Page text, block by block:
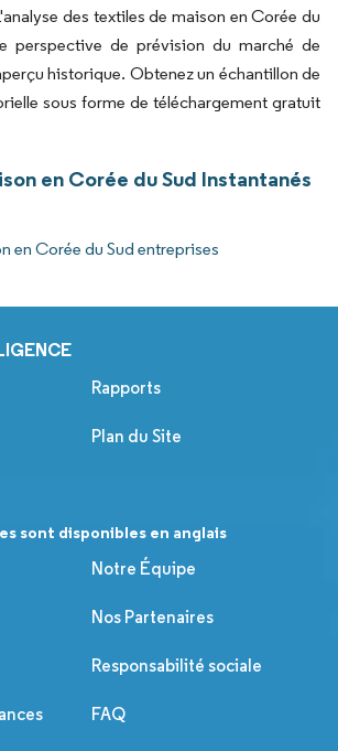
des textiles de maison en Corée du
perspective de prévision du marché de
historique. Obtenez un échantillon de
sous forme de téléchargement gratuit
en Corée du Sud Instantanés
en Corée du Sud entreprises
Rapports
Plan du Site
sont disponibles en anglais
Notre Équipe
Nos Partenaires
Responsabilité sociale
FAQ